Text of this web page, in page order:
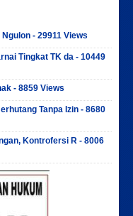
- 29911 Views
Tingkat TK da - 10449
- 8859 Views
Tanpa Izin - 8680
Kontrofersi R - 8006